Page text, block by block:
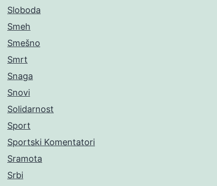
Sloboda
Smeh
Smešno
Smrt
Snaga
Snovi
Solidarnost
Sport
Sportski Komentatori
Sramota
Srbi